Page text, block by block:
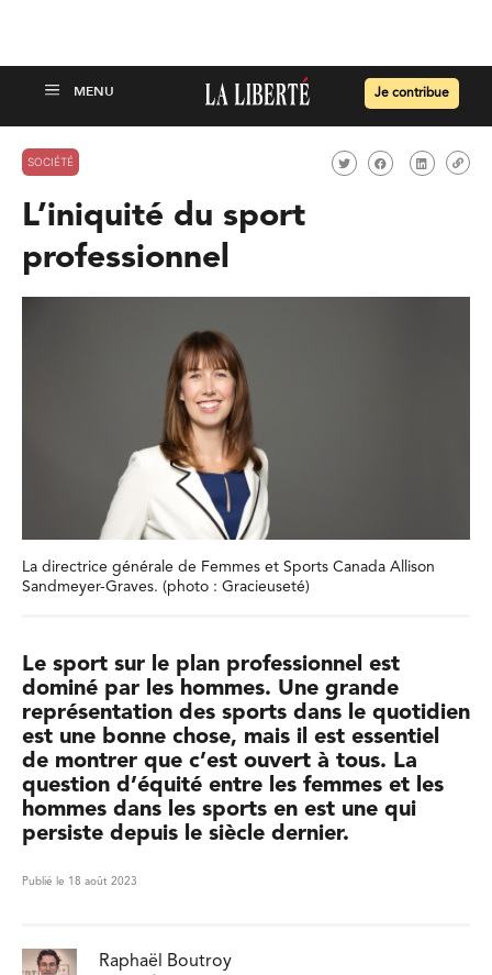
Je contribue
SOCIÉTÉ
L’iniquité du sport
professionnel
La directrice générale de Femmes et Sports Canada Allison
Sandmeyer-Graves. (photo : Gracieuseté)
Le sport sur le plan professionnel est
dominé par les hommes. Une grande
représentation des sports dans le quotidien
est une bonne chose, mais il est essentiel
de montrer que c’est ouvert à tous. La
question d’équité entre les femmes et les
hommes dans les sports en est une qui
persiste depuis le siècle dernier.
Publié le 18 août 2023
Raphaël Boutroy